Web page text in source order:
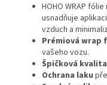
HOHO WRAP
usnadňuje
vzduch a
Prémiová wrap
vašeho vozu.
Špičková kvalita
Ochrana laku